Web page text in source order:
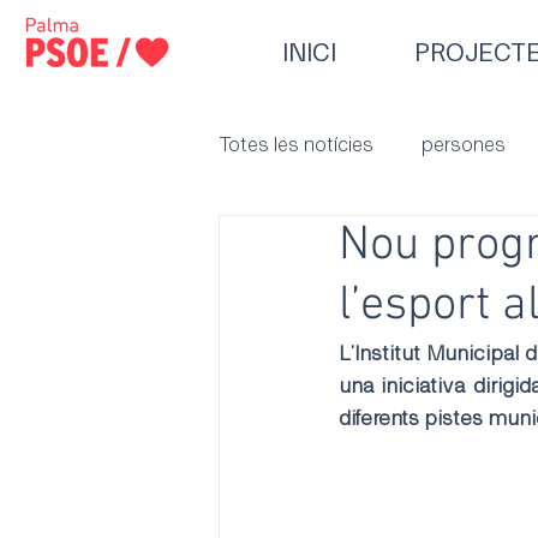
INICI
Totes les notícies persones
Nou
l’esport
L’Institut Municipal
una iniciativa
diferents pistes